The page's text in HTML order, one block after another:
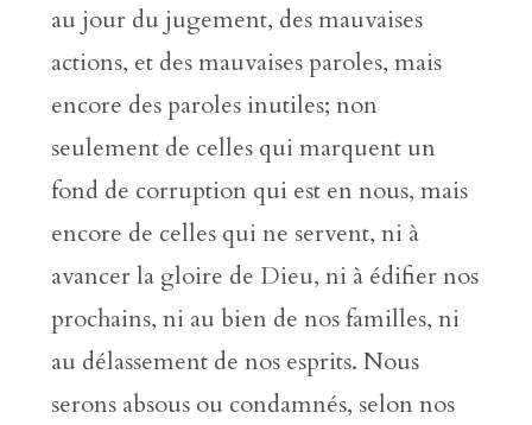
au jour du jugement, des mauvaises
actions, et des mauvaises paroles, mais
encore des paroles inutiles; non
seulement de celles qui marquent un
fond de corruption qui est en nous, mais
encore de celles qui ne servent, ni à
avancer la gloire de Dieu, ni à édifier nos
prochains, ni au bien de nos familles, ni
au délassement de nos esprits. Nous
serons absous ou condamnés, selon nos